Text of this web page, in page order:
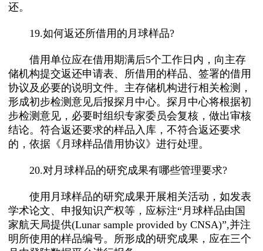
还。
19.如何返还所借用的月球样品?
借用单位应在借用期满后5个工作日内，向主存
储机构提交返还申请表、所借用的样品、签署的借用
协议及必要的说明文件。主存储机构进行相关检测，
形成初步检测意见后报探月中心。探月中心将根据初
步检测意见，必要时组织专家委员会复核，做出审核
结论。符合返还要求的样品入库，不符合返还要求
的，依据《月球样品借用协议》进行处理。
20.对月球样品的研究成果有哪些管理要求?
使用月球样品的研究成果开展相关活动，如发表
学术论文、申报知识产权等，应标注“月球样品由国
家航天局提供(Lunar sample provided by CNSA)”,并注
明所使用的样品编号。所形成的研究成果，应在三个